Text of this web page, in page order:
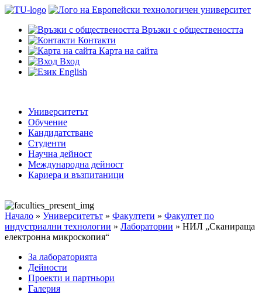
Връзки с обществеността
Контакти
Карта на сайта
Вход
English
Университетът
Обучение
Кандидатстване
Студенти
Научна дейност
Международна дейност
Кариера и възпитаници
Начало » Университетът » Факултети » Факултет по
индустриални технологии » Лаборатории » НИЛ „Сканираща
електронна микроскопия“
За лабораторията
Дейности
Проекти и партньори
Галерия